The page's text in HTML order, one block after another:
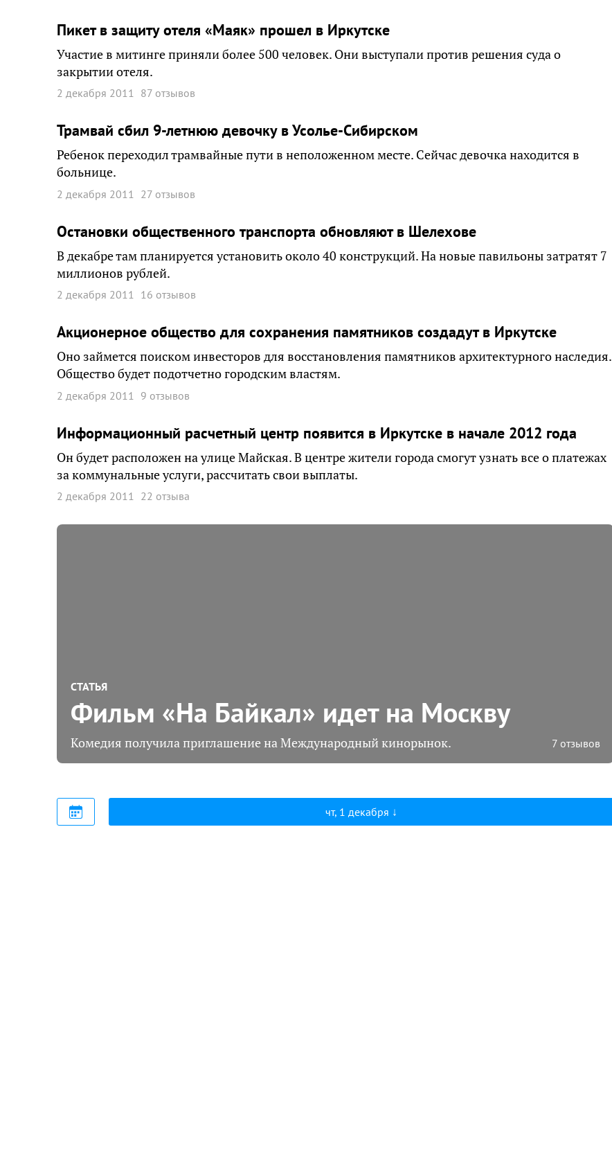
Пикет в защиту отеля «Маяк» прошел в Иркутске
Участие в митинге приняли более 500 человек. Они выступали против решения суда о
закрытии отеля.
2 декабря 2011 87 отзывов
Трамвай сбил 9-летнюю девочку в Усолье-Сибирском
Ребенок переходил трамвайные пути в неположенном месте. Сейчас девочка находится в
больнице.
2 декабря 2011 27 отзывов
Остановки общественного транспорта обновляют в Шелехове
В декабре там планируется установить около 40 конструкций. На новые павильоны затратят 7
миллионов рублей.
2 декабря 2011 16 отзывов
Акционерное общество для сохранения памятников создадут в Иркутске
Оно займется поиском инвесторов для восстановления памятников архитектурного наследия.
Общество будет подотчетно городским властям.
2 декабря 2011 9 отзывов
Информационный расчетный центр появится в Иркутске в начале 2012 года
Он будет расположен на улице Майская. В центре жители города смогут узнать все о платежах
за коммунальные услуги, рассчитать свои выплаты.
2 декабря 2011 22 отзыва
СТАТЬЯ
Фильм «На Байкал» идет на Москву
Комедия получила приглашение на Международный кинорынок. 7 отзывов
чт, 1 декабря